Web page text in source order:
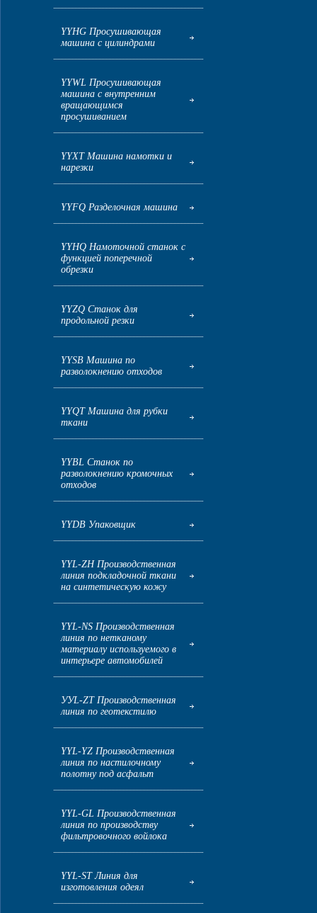
YYHG Просушивающая
машина с цилиндрами
YYWL Просушивающая
машина с внутренним
вращающимся
просушиванием
YYXT Машина намотки и
нарезки
YYFQ Разделочная машина
YYHQ Намоточной станок с
функцией поперечной
обрезки
YYZQ Станок для
продольной резки
YYSB Машина по
разволокнению отходов
YYQT Машина для рубки
ткани
YYBL Станок по
разволокнению кромочных
отходов
YYDB Упаковщик
YYL-ZH Производственная
линия подкладочной ткани
на синтетическую кожу
YYL-NS Производственная
линия по нетканому
материалу используемого в
интерьере автомобилей
УУL-ZT Производственная
линия по геотекстилю
YYL-YZ Производственная
линия по настилочному
полотну под асфальт
YYL-GL Производственная
линия по производству
фильтровочного войлока
YYL-ST Линия для
изготовления одеял